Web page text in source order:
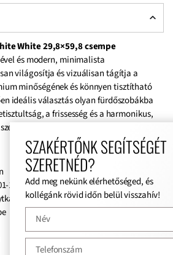
White 29,8×59,8 csempe
és modern, minimalista
világosítja és vizuálisan tágítja a
minőségének és könnyen tisztítható
ideális választás olyan fürdőszobákba
a frissesség és a harmonikus,
kap.
156-0298-0598-1-004
ścienna All in white / white
SZAKÉRTŐNK SEGÍTSÉGÉT
SZERETNÉD?
Add meg nekünk elérhetőséged, és
kollégánk rövid időn belül visszahív!